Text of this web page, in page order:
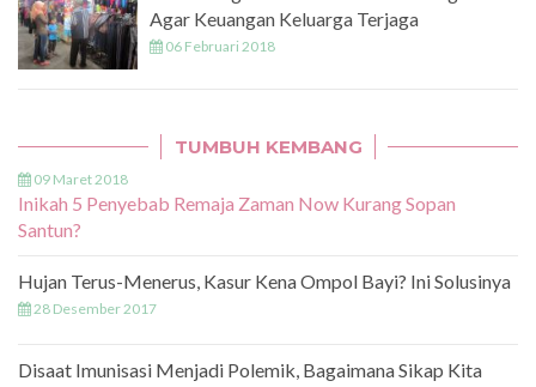
Agar Keuangan Keluarga Terjaga
06 Februari 2018
TUMBUH KEMBANG
09 Maret 2018
Inikah 5 Penyebab Remaja Zaman Now Kurang Sopan
Santun?
Hujan Terus-Menerus, Kasur Kena Ompol Bayi? Ini Solusinya
28 Desember 2017
Disaat Imunisasi Menjadi Polemik, Bagaimana Sikap Kita